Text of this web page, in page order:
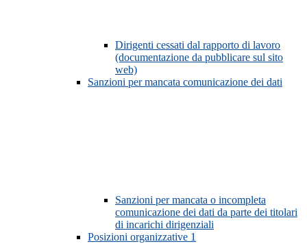
Dirigenti cessati dal rapporto di lavoro
(documentazione da pubblicare sul sito
web)
Sanzioni per mancata comunicazione dei dati
Sanzioni per mancata o incompleta
comunicazione dei dati da parte dei titolari
di incarichi dirigenziali
Posizioni organizzative 1